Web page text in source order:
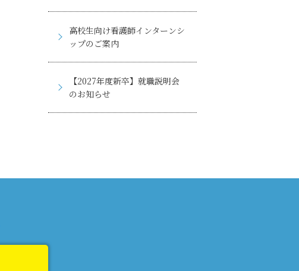
高校生向け看護師インターンシ
ップのご案内
【2027年度新卒】就職説明会
のお知らせ